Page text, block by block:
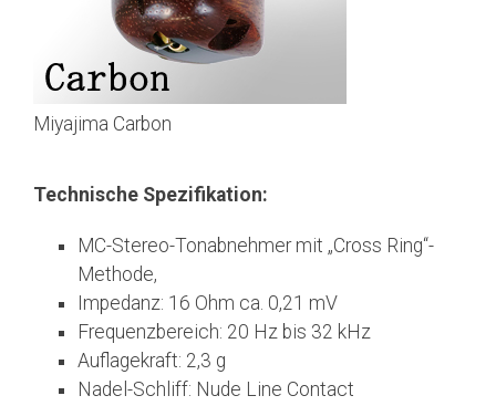
Miyajima Carbon
Technische Spezifikation:
MC-Stereo-Tonabnehmer mit „Cross Ring“-
Methode,
Impedanz: 16 Ohm ca. 0,21 mV
Frequenzbereich: 20 Hz bis 32 kHz
Auflagekraft: 2,3 g
Nadel-Schliff: Nude Line Contact